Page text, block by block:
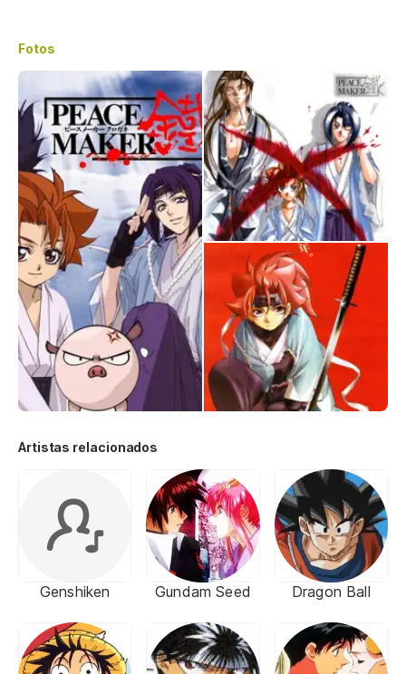
Fotos
Artistas relacionados
Genshiken Gundam Seed Dragon Ball